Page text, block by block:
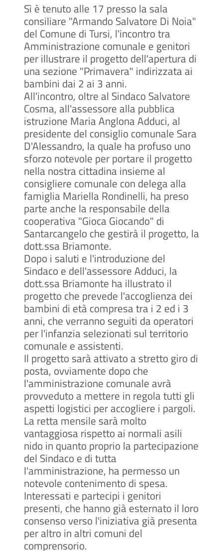
Sì è tenuto alle 17 presso la sala
consiliare "Armando Salvatore Di Noia"
del Comune di Tursi, l'incontro tra
Amministrazione comunale e genitori
per illustrare il progetto dell'apertura di
una sezione "Primavera" indirizzata ai
bambini dai 2 ai 3 anni.
All'incontro, oltre al Sindaco Salvatore
Cosma, all'assessore alla pubblica
istruzione Maria Anglona Adduci, al
presidente del consiglio comunale Sara
D'Alessandro, la quale ha profuso uno
sforzo notevole per portare il progetto
nella nostra cittadina insieme al
consigliere comunale con delega alla
famiglia Mariella Rondinelli, ha preso
parte anche la responsabile della
cooperativa "Gioca Giocando" di
Santarcangelo che gestirà il progetto, la
dott.ssa Briamonte.
Dopo i saluti e l'introduzione del
Sindaco e dell'assessore Adduci, la
dott.ssa Briamonte ha illustrato il
progetto che prevede l'accoglienza dei
bambini di età compresa tra i 2 ed i 3
anni, che verranno seguiti da operatori
per l'infanzia selezionati sul territorio
comunale e assistenti.
Il progetto sarà attivato a stretto giro di
posta, ovviamente dopo che
l'amministrazione comunale avrà
provveduto a mettere in regola tutti gli
aspetti logistici per accogliere i pargoli.
La retta mensile sarà molto
vantaggiosa rispetto ai normali asili
nido in quanto proprio la partecipazione
del Sindaco e di tutta
l'amministrazione, ha permesso un
notevole contenimento di spesa.
Interessati e partecipi i genitori
presenti, che hanno già esternato il loro
consenso verso l'iniziativa già presenta
per altro in altri comuni del
comprensorio.